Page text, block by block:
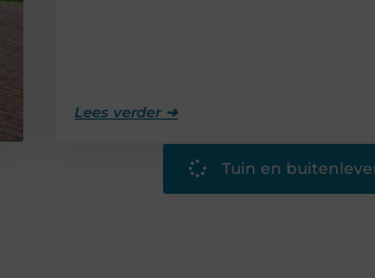
Lees verder ➜
Tuin en